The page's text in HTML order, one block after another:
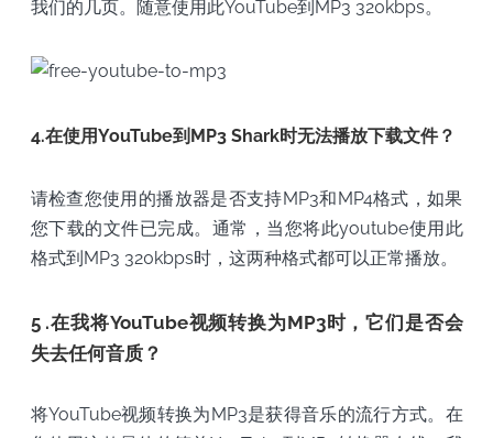
我们的几页。随意使用此YouTube到MP3 320kbps。
4.在使用YouTube到MP3 Shark时无法播放下载文件？
请检查您使用的播放器是否支持MP3和MP4格式，如果
您下载的文件已完成。通常，当您将此youtube使用此
格式到MP3 320kbps时，这两种格式都可以正常播放。
5 .在我将YouTube视频转换为MP3时，它们是否会
失去任何音质？
将YouTube视频转换为MP3是获得音乐的流行方式。在